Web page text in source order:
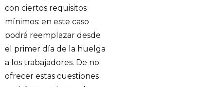
con ciertos requisitos
mínimos: en este caso
podrá reemplazar desde
el primer día de la huelga
a los trabajadores. De no
ofrecer estas cuestiones